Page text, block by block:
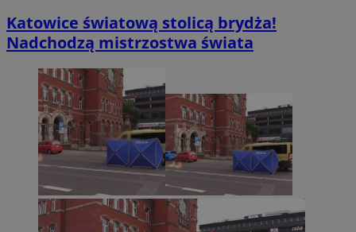
Katowice światową stolicą brydża!
Nadchodzą mistrzostwa świata